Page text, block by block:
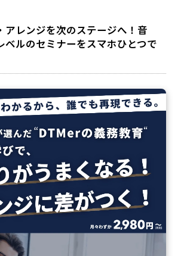
アレンジを次のステージへ！音
ベルのセミナーをスマホひとつで